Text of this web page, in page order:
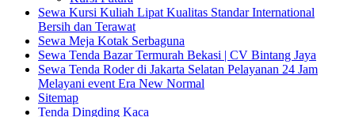
Sewa Kursi Kuliah Lipat Kualitas Standar International
Bersih dan Terawat
Sewa Meja Kotak Serbaguna
Sewa Tenda Bazar Termurah Bekasi | CV Bintang Jaya
Sewa Tenda Roder di Jakarta Selatan Pelayanan 24 Jam
Melayani event Era New Normal
Sitemap
Tenda Dingding Kaca